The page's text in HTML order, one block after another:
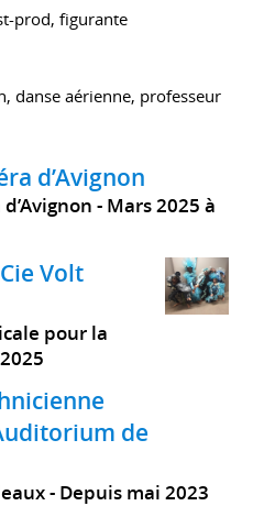
prod, figurante
danse aérienne, professeur
d’Avignon
Mars 2025 à
Volt
pour la
de
Depuis mai 2023